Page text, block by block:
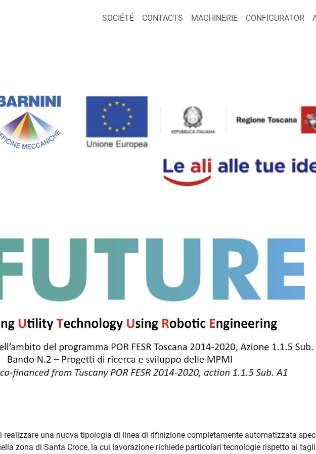
SOCIÉTÉ CONTACTS MACHINERIE CONFIGURATOR
realizzare una nuova tipologia di linea di rifinizione completamente automatizzata
zona di Santa Croce, la cui lavorazione richiede particolari tecnologie rispetto ai